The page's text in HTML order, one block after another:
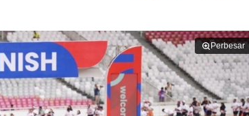
Perbesar